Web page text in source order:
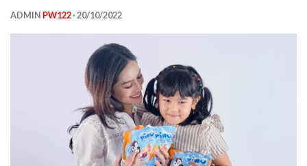
ADMIN PW122· 20/10/2022